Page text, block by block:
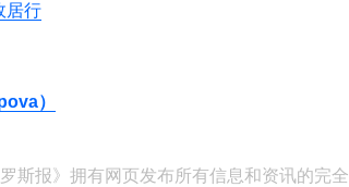
居行
）
斯报》拥有网页发布所有信息和资讯的完全